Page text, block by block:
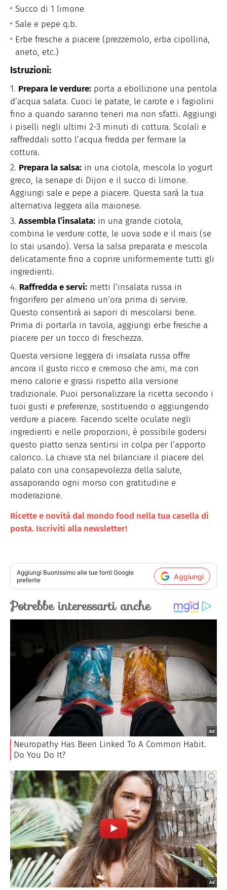
Succo di 1 limone
Sale e pepe q.b.
Erbe fresche a piacere (prezzemolo, erba cipollina,
aneto, etc.)
Istruzioni:
Prepara le verdure: porta a ebollizione una pentola
d’acqua salata. Cuoci le patate, le carote e i fagiolini
fino a quando saranno teneri ma non sfatti. Aggiungi
i piselli negli ultimi 2-3 minuti di cottura. Scolali e
raffreddali sotto l’acqua fredda per fermare la
cottura.
Prepara la salsa: in una ciotola, mescola lo yogurt
greco, la senape di Dijon e il succo di limone.
Aggiungi sale e pepe a piacere. Questa sarà la tua
alternativa leggera alla maionese.
Assembla l’insalata: in una grande ciotola,
combina le verdure cotte, le uova sode e il mais (se
lo stai usando). Versa la salsa preparata e mescola
delicatamente fino a coprire uniformemente tutti gli
ingredienti.
Raffredda e servi: metti l’insalata russa in
frigorifero per almeno un’ora prima di servire.
Questo consentirà ai sapori di mescolarsi bene.
Prima di portarla in tavola, aggiungi erbe fresche a
piacere per un tocco di freschezza.
Questa versione leggera di insalata russa offre
ancora il gusto ricco e cremoso che ami, ma con
meno calorie e grassi rispetto alla versione
tradizionale. Puoi personalizzare la ricetta secondo i
tuoi gusti e preferenze, sostituendo o aggiungendo
verdure a piacere. Facendo scelte oculate negli
ingredienti e nelle proporzioni, è possibile godersi
questo piatto senza sentirsi in colpa per l’apporto
calorico. La chiave sta nel bilanciare il piacere del
palato con una consapevolezza della salute,
assaporando ogni morso con gratitudine e
moderazione.
Ricette e novità dal mondo food nella tua casella di
posta. Iscriviti alla newsletter!
Aggiungi Buonissimo alle tue fonti Google
preferite
Aggiungi